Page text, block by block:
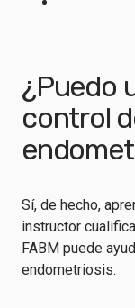
¿Puedo
control
Sí, de hecho,
instructor
FABM puede
endometriosis.